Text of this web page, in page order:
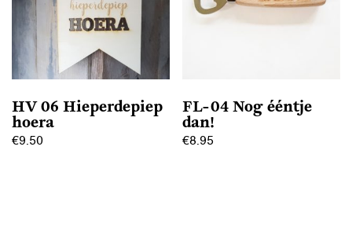
HV 06 Hieperdepiep
hoera
€9.50
FL-04 Nog ééntje
dan!
€8.95